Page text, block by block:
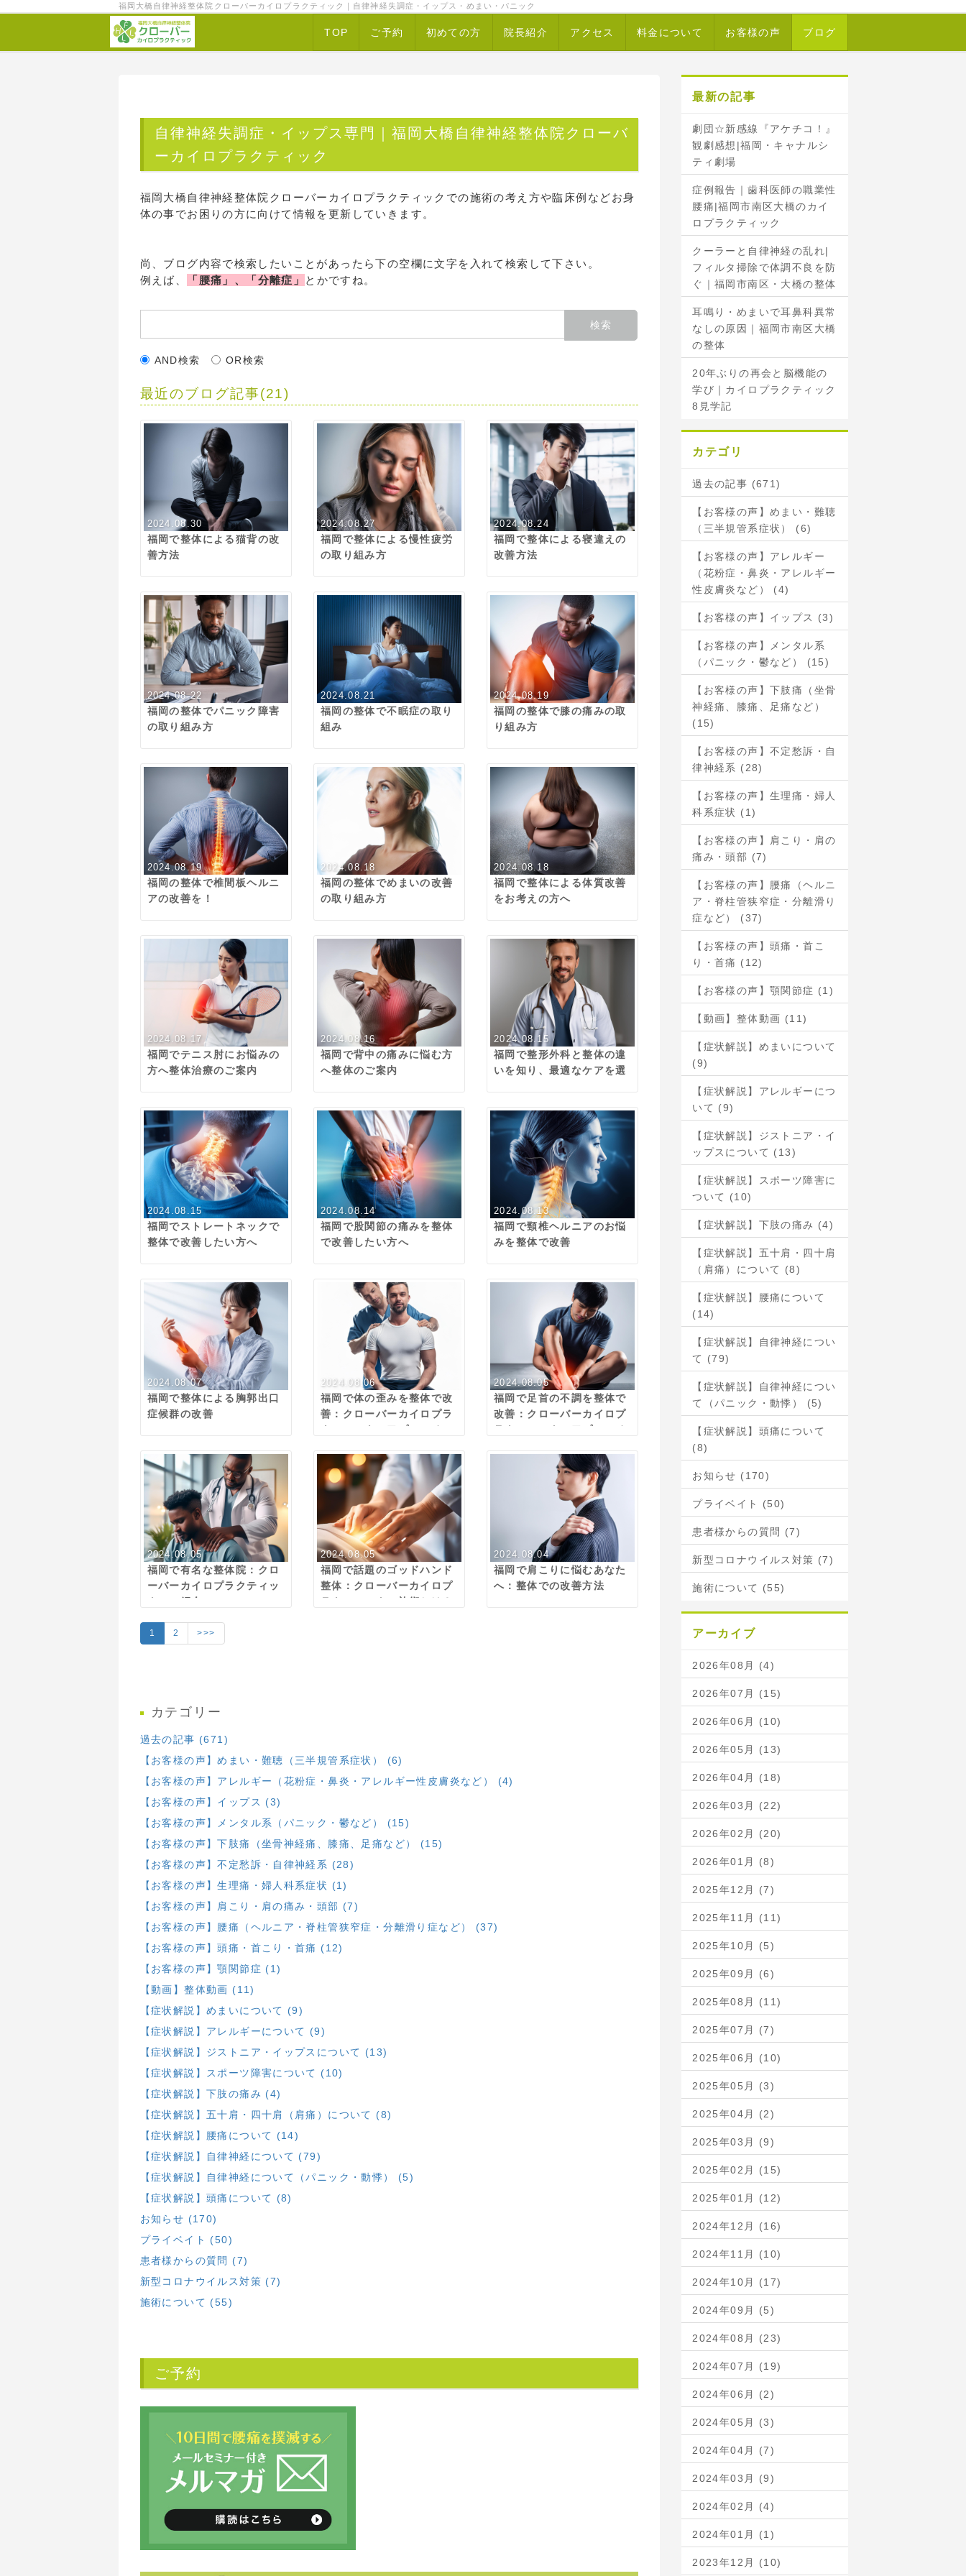
福岡大橋自律神経整体院クローバーカイロプラクティック｜自律神経失調症・イップス・めまい・パニック
TOP ご予約 初めての方 院長紹介 アクセス 料金について お客様の声 ブログ
自律神経失調症・イップス専門｜福岡大橋自律神経整体院クローバ
ーカイロプラクティック
福岡大橋自律神経整体院クローバーカイロプラクティックでの施術の考え方や臨床例などお身
体の事でお困りの方に向けて情報を更新していきます。
尚、ブログ内容で検索したいことがあったら下の空欄に文字を入れて検索して下さい。
例えば、
「腰痛」、「分離症」 とかですね。
AND検索 OR検索
最近のブログ記事(21)
2024.08.30
福岡で整体による猫背の改
善方法
2024.08.27
福岡で整体による慢性疲労
の取り組み方
2024.08.24
福岡で整体による寝違えの
改善方法
2024.08.22
福岡の整体でパニック障害
の取り組み方
2024.08.21
福岡の整体で不眠症の取り
組み
2024.08.19
福岡の整体で膝の痛みの取
り組み方
2024.08.19
福岡の整体で椎間板ヘルニ
アの改善を！
2024.08.18
福岡の整体でめまいの改善
の取り組み方
2024.08.18
福岡で整体による体質改善
をお考えの方へ
2024.08.17
福岡でテニス肘にお悩みの
方へ整体治療のご案内
2024.08.16
福岡で背中の痛みに悩む方
へ整体のご案内
2024.08.15
福岡で整形外科と整体の違
いを知り、最適なケアを選
2024.08.15
福岡でストレートネックで
整体で改善したい方へ
2024.08.14
福岡で股関節の痛みを整体
で改善したい方へ
2024.08.13
福岡で頸椎ヘルニアのお悩
みを整体で改善
2024.08.07
福岡で整体による胸郭出口
症候群の改善
2024.08.06
福岡で体の歪みを整体で改
善：クローバーカイロプラ
クティックのアプローチ
2024.08.05
福岡で足首の不調を整体で
改善：クローバーカイロプ
ラクティックのアプローチ
2024.08.05
福岡で有名な整体院：クロ
ーバーカイロプラクティッ
クのご紹介
2024.08.05
福岡で話題のゴッドハンド
整体：クローバーカイロプ
ラクティックの施術とは？
2024.08.04
福岡で肩こりに悩むあなた
へ：整体での改善方法
1 2 >>>
カテゴリー
過去の記事 (671)
【お客様の声】めまい・難聴（三半規管系症状） (6)
【お客様の声】アレルギー（花粉症・鼻炎・アレルギー性皮膚炎など） (4)
【お客様の声】イップス (3)
【お客様の声】メンタル系（パニック・鬱など） (15)
【お客様の声】下肢痛（坐骨神経痛、膝痛、足痛など） (15)
【お客様の声】不定愁訴・自律神経系 (28)
【お客様の声】生理痛・婦人科系症状 (1)
【お客様の声】肩こり・肩の痛み・頭部 (7)
【お客様の声】腰痛（ヘルニア・脊柱管狭窄症・分離滑り症など） (37)
【お客様の声】頭痛・首こり・首痛 (12)
【お客様の声】顎関節症 (1)
【動画】整体動画 (11)
【症状解説】めまいについて (9)
【症状解説】アレルギーについて (9)
【症状解説】ジストニア・イップスについて (13)
【症状解説】スポーツ障害について (10)
【症状解説】下肢の痛み (4)
【症状解説】五十肩・四十肩（肩痛）について (8)
【症状解説】腰痛について (14)
【症状解説】自律神経について (79)
【症状解説】自律神経について（パニック・動悸） (5)
【症状解説】頭痛について (8)
お知らせ (170)
プライベイト (50)
患者様からの質問 (7)
新型コロナウイルス対策 (7)
施術について (55)
ご予約
最新の記事
劇団☆新感線『アケチコ！』
観劇感想|福岡・キャナルシ
ティ劇場
症例報告｜歯科医師の職業性
腰痛|福岡市南区大橋のカイ
ロプラクティック
クーラーと自律神経の乱れ|
フィルタ掃除で体調不良を防
ぐ｜福岡市南区・大橋の整体
耳鳴り・めまいで耳鼻科異常
なしの原因｜福岡市南区大橋
の整体
20年ぶりの再会と脳機能の
学び｜カイロプラクティック
8見学記
カテゴリ
過去の記事 (671)
【お客様の声】めまい・難聴
（三半規管系症状） (6)
【お客様の声】アレルギー
（花粉症・鼻炎・アレルギー
性皮膚炎など） (4)
【お客様の声】イップス (3)
【お客様の声】メンタル系
（パニック・鬱など） (15)
【お客様の声】下肢痛（坐骨
神経痛、膝痛、足痛など）
(15)
【お客様の声】不定愁訴・自
律神経系 (28)
【お客様の声】生理痛・婦人
科系症状 (1)
【お客様の声】肩こり・肩の
痛み・頭部 (7)
【お客様の声】腰痛（ヘルニ
ア・脊柱管狭窄症・分離滑り
症など） (37)
【お客様の声】頭痛・首こ
り・首痛 (12)
【お客様の声】顎関節症 (1)
【動画】整体動画 (11)
【症状解説】めまいについて
(9)
【症状解説】アレルギーにつ
いて (9)
【症状解説】ジストニア・イ
ップスについて (13)
【症状解説】スポーツ障害に
ついて (10)
【症状解説】下肢の痛み (4)
【症状解説】五十肩・四十肩
（肩痛）について (8)
【症状解説】腰痛について
(14)
【症状解説】自律神経につい
て (79)
【症状解説】自律神経につい
て（パニック・動悸） (5)
【症状解説】頭痛について
(8)
お知らせ (170)
プライベイト (50)
患者様からの質問 (7)
新型コロナウイルス対策 (7)
施術について (55)
アーカイブ
2026年08月 (4)
2026年07月 (15)
2026年06月 (10)
2026年05月 (13)
2026年04月 (18)
2026年03月 (22)
2026年02月 (20)
2026年01月 (8)
2025年12月 (7)
2025年11月 (11)
2025年10月 (5)
2025年09月 (6)
2025年08月 (11)
2025年07月 (7)
2025年06月 (10)
2025年05月 (3)
2025年04月 (2)
2025年03月 (9)
2025年02月 (15)
2025年01月 (12)
2024年12月 (16)
2024年11月 (10)
2024年10月 (17)
2024年09月 (5)
2024年08月 (23)
2024年07月 (19)
2024年06月 (2)
2024年05月 (3)
2024年04月 (7)
2024年03月 (9)
2024年02月 (4)
2024年01月 (1)
2023年12月 (10)